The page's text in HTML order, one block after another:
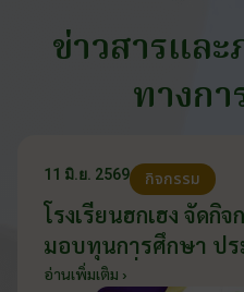
ข่าวสารแล
ทางก
11 มิ.ย. 2569 กิจกรรม
โรงเรียนฮกเฮง จัดกิ
มอบทุนการศึกษา ปร
2569 วันที่ 11 มิถุนาย
อ่านเพิ่มเติม ›